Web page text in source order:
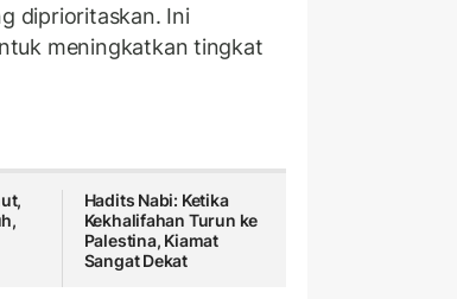
diprioritaskan. Ini
meningkatkan tingkat
Hadits Nabi: Ketika
Kekhalifahan Turun ke
Palestina, Kiamat
Sangat Dekat